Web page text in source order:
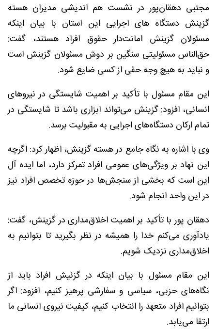
مجتبی دهقان‌پور در نشست هم اندیشی مدیران هسته
گزینش دستگاه های اجرایی این استان با بیان اینکه
مسئولان گزینش امانت‌دار حقوق افراد هستند، گفت:
حق‌الناس مسئولیتی سنگین بر دوش مسئولان گزینش است
و نباید به هیچ وجه حقی از کسی ضایع شود.
این مقام مسئول با تأکید بر اهمیت شایستگی در نیروهای
انسانی، افزود: گزینش می‌تواند ابزاری باشد تا شایستگی در
تمام ارکان دستگاه‌های اجرایی به مقبولیت برسد.
وی با اشاره به نگاه جامع در هسته گزینش، اظهار کرد: اگرچه
این نهاد بر ویژگی‌های عمومی افراد تمرکز دارد، اما ایده آل
این است که بخشی از سنجش‌ها در حوزه تخصص افراد نیز
در این واحد انجام شود.
دهقان پور با تأکید بر اهمیت اخلاق‌مداری در گزینش، گفت:
یادآوری می‌کنم خدا را همیشه در نظر بگیرید تا بتوانیم به
اخلاق‌مداری نزدیک شویم.
این مقام مسئول با بیان اینکه در گزنیش افراد باید از
نگاه‌های حزبی، سیاسی و سفارشی پرهیز کنیم، افزود: اگر
بتوانیم افراد متعهد را انتخاب کنیم، کیفیت نیروی انسانی ما
ارتقا می‌یابد.